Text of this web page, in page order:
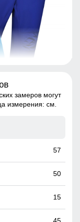
предмет
и
расположены
замеров могут
измерения: см.
57
50
15